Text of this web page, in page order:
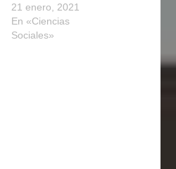
21 enero, 2021
En «Ciencias
Sociales»